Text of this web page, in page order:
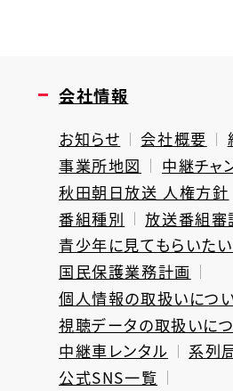
会社情報
お知らせ 会社概要
事業所地図
中継チャ
秋田朝日放送 人権方針
番組種別
放送番組審
青少年に見てもらいた
国民保護業務計画
個人情報の取扱いにつ
視聴データの取扱いに
中継車レンタル
系列
公式SNS一覧